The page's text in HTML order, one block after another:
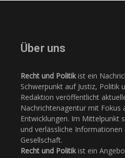
Über uns
Recht und Politikist ein
Schwerpunkt auf Justiz, Politik
Redaktion veröffentlicht
Nachrichtenagentur mit Fokus
Entwicklungen. Im Mittelpunkt
und verlässliche
Gesellschaft.
Recht und Politikist ein